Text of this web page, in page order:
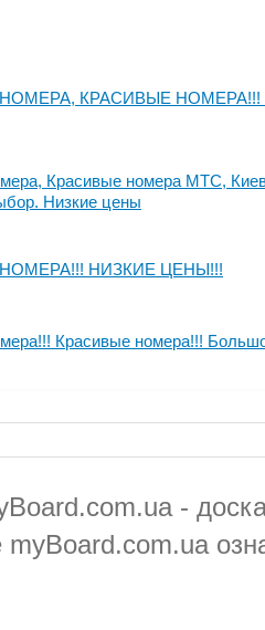
КРАСИВЫЕ НОМЕРА!!!
Красивые номера МТС,
Низкие цены
НИЗКИЕ ЦЕНЫ!!!
Красивые номера!!!
-
myBoard.com.ua